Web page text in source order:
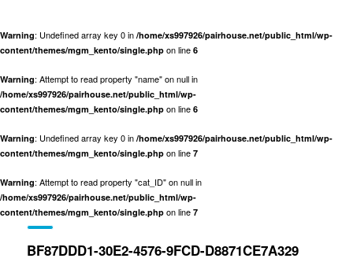
Warning: Undefined array key 0 in /home/xs997926/pairhouse.net/public_html/wp-
content/themes/mgm_kento/single.php on line 6
Warning: Attempt to read property "name" on null in
/home/xs997926/pairhouse.net/public_html/wp-
content/themes/mgm_kento/single.php on line 6
Warning: Undefined array key 0 in /home/xs997926/pairhouse.net/public_html/wp-
content/themes/mgm_kento/single.php on line 7
Warning: Attempt to read property "cat_ID" on null in
/home/xs997926/pairhouse.net/public_html/wp-
content/themes/mgm_kento/single.php on line 7
BF87DDD1-30E2-4576-9FCD-D8871CE7A329